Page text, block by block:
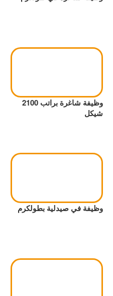
وظيفة شاغرة براتب 2100
شيكل
وظيفة في صيدلية بطولكرم